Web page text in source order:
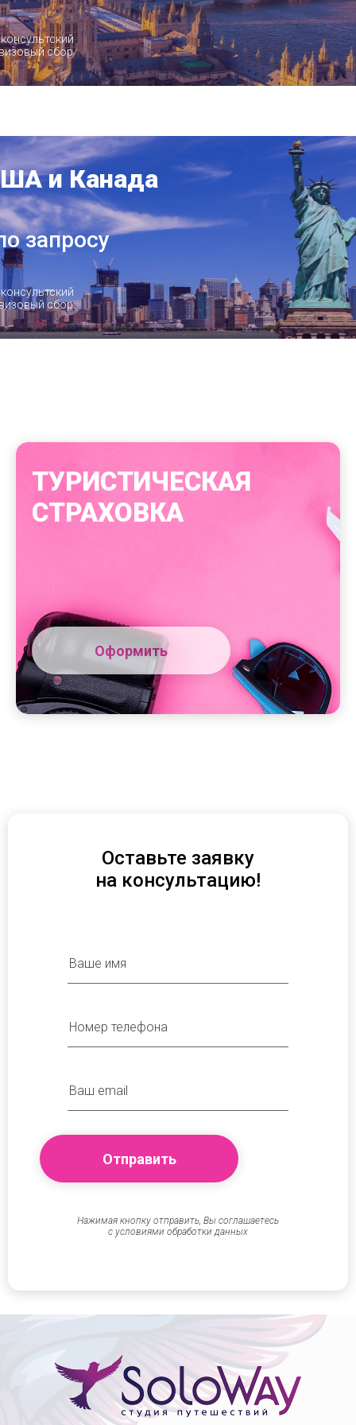
сбор
и Канада
запросу
сбор
ТУРИСТИЧЕСКАЯ
СТРАХОВКА
Оформить
Оставьте заявку
на консультацию!
Нажимая кнопку отправить, Вы соглашаетесь
с условиями обработки данных